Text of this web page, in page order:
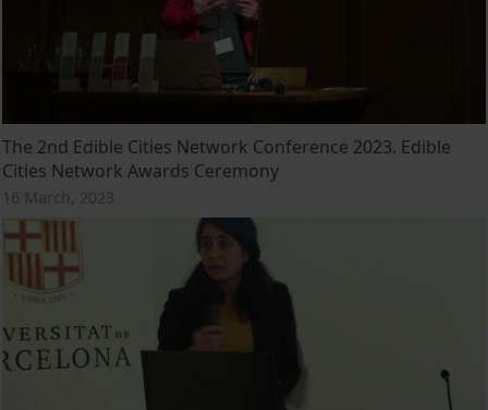
The 2nd Edible Cities Network Conference 2023. Edible
Cities Network Awards Ceremony
16 March, 2023